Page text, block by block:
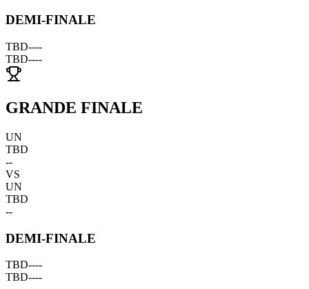
DEMI-FINALE
TBD----
TBD----
GRANDE FINALE
UN
TBD
--
VS
UN
TBD
--
DEMI-FINALE
TBD----
TBD----